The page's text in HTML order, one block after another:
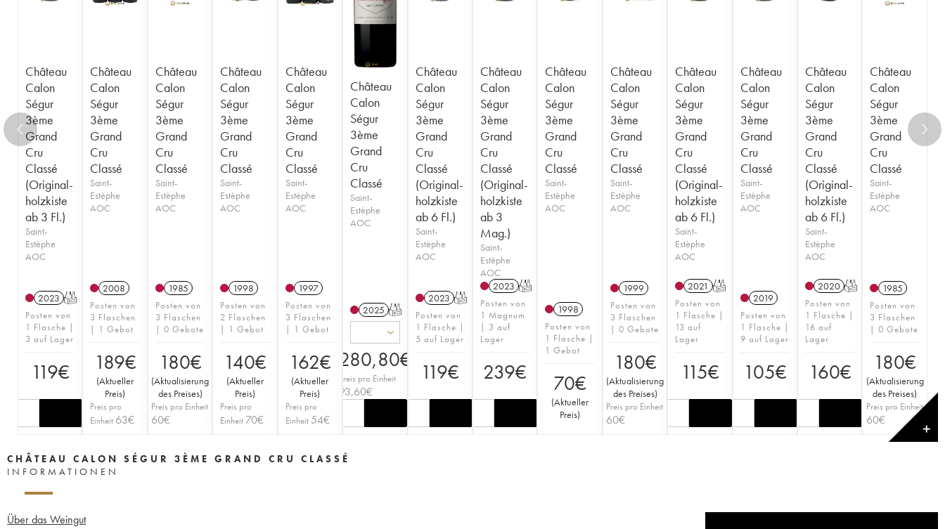
Château
Calon
Ségur
3ème
Grand
Cru
Classé
(Original-
holzkiste
ab 3 Fl.)
Saint-
Estèphe
AOC
2023 T
Posten von
1 Flasche |
3 auf Lager
119€
Château
Calon
Ségur
3ème
Grand
Cru
Classé
Saint-
Estèphe
AOC
2008
Posten von
3 Flaschen
| 1 Gebot
189€
(Aktueller
Preis)
Preis pro
Einheit 63€
Château
Calon
Ségur
3ème
Grand
Cru
Classé
Saint-
Estèphe
AOC
1985
Posten von
3 Flaschen
| 0 Gebote
180€
(Aktualisierung
des Preises)
Preis pro Einheit
60€
Château
Calon
Ségur
3ème
Grand
Cru
Classé
Saint-
Estèphe
AOC
1998
Posten von
2 Flaschen
| 1 Gebot
140€
(Aktueller
Preis)
Preis pro
Einheit 70€
Château
Calon
Ségur
3ème
Grand
Cru
Classé
Saint-
Estèphe
AOC
1997
Posten von
3 Flaschen
| 1 Gebot
162€
(Aktueller
Preis)
Preis pro
Einheit 54€
Château
Calon
Ségur
3ème
Grand
Cru
Classé
Saint-
Estèphe
AOC
2025 T
280,80€
Preis pro Einheit
93,60€
Château
Calon
Ségur
3ème
Grand
Cru
Classé
(Original-
holzkiste
ab 6 Fl.)
Saint-
Estèphe
AOC
2023 T
Posten von
1 Flasche |
5 auf Lager
119€
Château
Calon
Ségur
3ème
Grand
Cru
Classé
(Original-
holzkiste
ab 3
Mag.)
Saint-
Estèphe
AOC
2023 T
Posten von
1 Magnum
| 3 auf
Lager
239€
Château
Calon
Ségur
3ème
Grand
Cru
Classé
Saint-
Estèphe
AOC
1998
Posten von
1 Flasche |
1 Gebot
70€
(Aktueller
Preis)
Château
Calon
Ségur
3ème
Grand
Cru
Classé
Saint-
Estèphe
AOC
1999
Posten von
3 Flaschen
| 0 Gebote
180€
(Aktualisierung
des Preises)
Preis pro Einheit
60€
Château
Calon
Ségur
3ème
Grand
Cru
Classé
(Original-
holzkiste
ab 6 Fl.)
Saint-
Estèphe
AOC
2021 T
Posten von
1 Flasche |
13 auf
Lager
115€
Château
Calon
Ségur
3ème
Grand
Cru
Classé
Saint-
Estèphe
AOC
2019
Posten von
1 Flasche |
9 auf Lager
105€
Château
Calon
Ségur
3ème
Grand
Cru
Classé
(Original-
holzkiste
ab 6 Fl.)
Saint-
Estèphe
AOC
2020 T
Posten von
1 Flasche |
16 auf
Lager
160€
Château
Calon
Ségur
3ème
Grand
Cru
Classé
Saint-
Estèphe
AOC
1985
Posten von
3 Flaschen
| 0 Gebote
180€
(Aktualisierung
des Preises)
Preis pro Einheit
60€
✕
CHÂTEAU CALON SÉGUR 3ÈME GRAND CRU CLASSÉ
INFORMATIONEN
Über das Weingut